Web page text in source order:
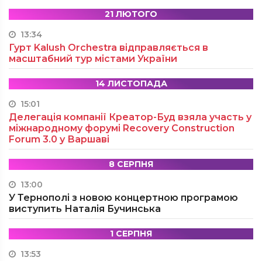
21 ЛЮТОГО
13:34
Гурт Kalush Orchestra відправляється в
масштабний тур містами України
14 ЛИСТОПАДА
15:01
Делегація компанії Креатор-Буд взяла участь у
міжнародному форумі Recovery Construction
Forum 3.0 у Варшаві
8 СЕРПНЯ
13:00
У Тернополі з новою концертною програмою
виступить Наталія Бучинська
1 СЕРПНЯ
13:53